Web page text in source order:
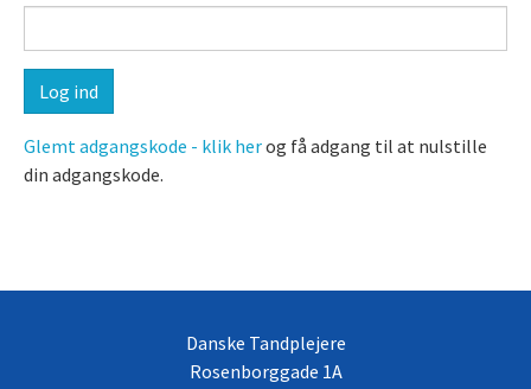
Glemt adgangskode - klik herog få adgang til at nulstille
din adgangskode.
Danske Tandplejere
Rosenborggade 1A